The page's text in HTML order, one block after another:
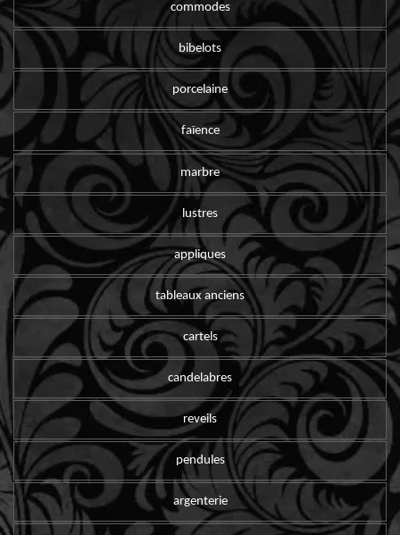
commodes
bibelots
porcelaine
faïence
marbre
lustres
appliques
tableaux anciens
cartels
candelabres
reveils
pendules
argenterie